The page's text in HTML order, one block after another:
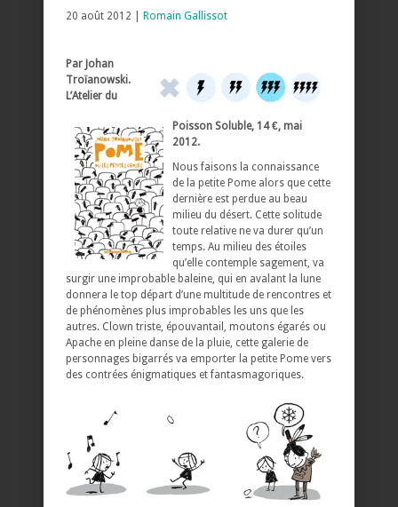
20 août 2012 | Romain Gallissot
Par Johan
Troïanowski.
L’Atelier du
Poisson Soluble, 14 €, mai
2012.
Nous faisons la connaissance
de la petite Pome alors que cette
dernière est perdue au beau
milieu du désert. Cette solitude
toute relative ne va durer qu’un
temps. Au milieu des étoiles
qu’elle contemple sagement, va
surgir une improbable baleine, qui en avalant la lune
donnera le top départ d’une multitude de rencontres et
de phénomènes plus improbables les uns que les
autres. Clown triste, épouvantail, moutons égarés ou
Apache en pleine danse de la pluie, cette galerie de
personnages bigarrés va emporter la petite Pome vers
des contrées énigmatiques et fantasmagoriques.